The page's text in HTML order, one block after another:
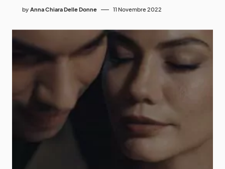
by Anna Chiara Delle Donne 11 Novembre 2022